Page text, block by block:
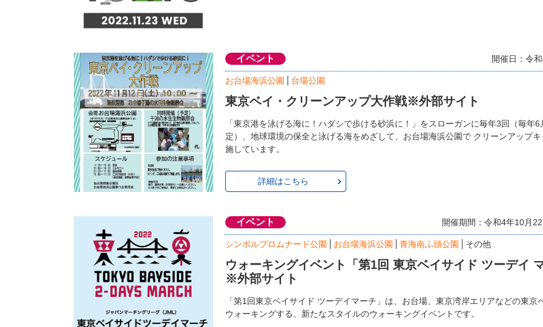
イベント 開催日：令
お台場海浜公園 台場公園
東京ベイ・クリーンアップ大作戦※外部サイト
「東京港を泳げる海に！ハダシで歩ける砂浜に！」をスローガンに毎年3回（毎年
定）、地球環境の保全と泳げる海をめざして、お台場海浜公園で クリーンアップ
施しています。
詳細はこちら
イベント 開催期間：令和4年10月
シンボルプロムナード公園 お台場海浜公園 青海南ふ頭公園 その他
ウォーキングイベント「第1回 東京ベイサイド ツーデイ
※外部サイト
「第1回東京ベイサイド ツーデイマーチ」は、お台場、東京湾岸エリアなどの東京
ウォーキングする、新たなスタイルのウォーキングイベントです。